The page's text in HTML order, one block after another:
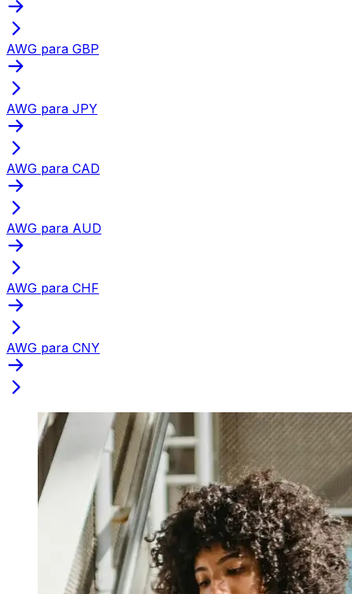
AWG para GBP
AWG para JPY
AWG para CAD
AWG para AUD
AWG para CHF
AWG para CNY